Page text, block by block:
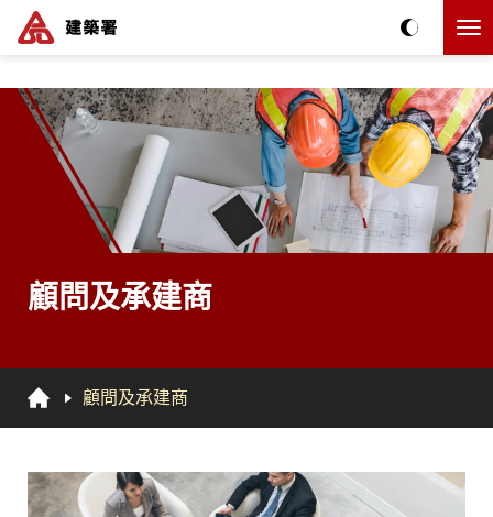
The detail of this page
顧問及承建商
顧問及承建商